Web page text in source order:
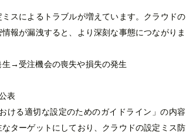
スによるトラブルが増えています。クラウドの
報が漏洩すると、より深刻な事態につながりま
→受注機会の喪失や損失の発生
表
ける適切な設定のためのガイドライン」の内容
ターゲットにしており、クラウドの設定ミス防